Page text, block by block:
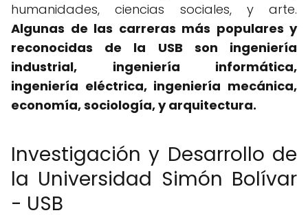
humanidades, ciencias sociales, y arte.
Algunas de las carreras más populares y
reconocidas de la USB son ingeniería
industrial, ingeniería informática,
ingeniería eléctrica, ingeniería mecánica,
economía, sociología, y arquitectura.
Investigación y Desarrollo de
la Universidad Simón Bolívar
- USB